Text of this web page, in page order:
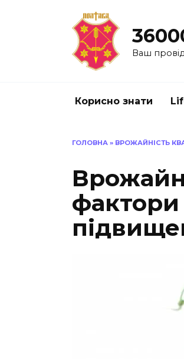
Ваш
Корисно знати
ГОЛОВНА » ВРОЖАЙНІСТЬ